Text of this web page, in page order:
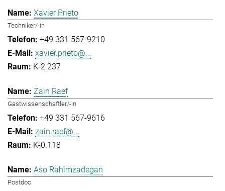
Xavier Prieto
Techniker/-in
+49 331 567-9210
xavier.prieto@...
K-2.237
Zain Raef
Gastwissenschaftler/-in
+49 331 567-9616
zain.raef@...
K-0.118
Aso Rahimzadegan
Postdoc